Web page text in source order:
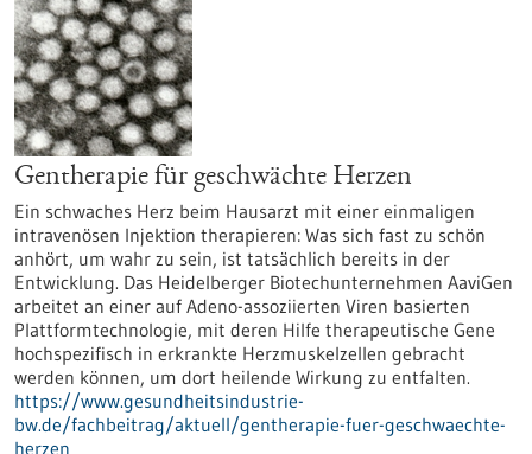
Gentherapie für geschwächte Herzen
Ein schwaches Herz beim Hausarzt mit einer einmaligen
intravenösen Injektion therapieren: Was sich fast zu schön
anhört, um wahr zu sein, ist tatsächlich bereits in der
Entwicklung. Das Heidelberger Biotechunternehmen AaviGen
arbeitet an einer auf Adeno-assoziierten Viren basierten
Plattformtechnologie, mit deren Hilfe therapeutische Gene
hochspezifisch in erkrankte Herzmuskelzellen gebracht
werden können, um dort heilende Wirkung zu entfalten.
https://www.gesundheitsindustrie-
bw.de/fachbeitrag/aktuell/gentherapie-fuer-geschwaechte-
herzen